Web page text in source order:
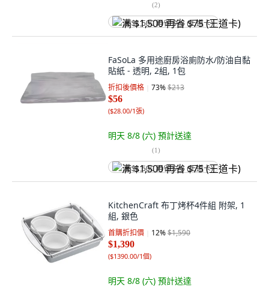
(2)
满 $1,500 再省 $75 (王道卡)
FaSoLa 多用途廚房浴廁防水/防油自黏
貼紙 - 透明, 2組, 1包
折扣後價格 73%$213
$56
($28.00/1張)
明天 8/8 (六) 預計送達
(1)
满 $1,500 再省 $75 (王道卡)
KitchenCraft 布丁烤杯4件組 附架, 1
組, 銀色
首購折扣價 12%$1,590
$1,390
($1390.00/1個)
明天 8/8 (六) 預計送達